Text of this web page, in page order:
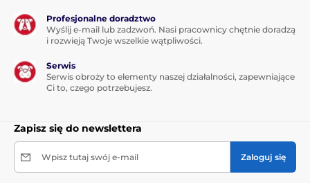
Wymiary 191x191x312 mm
Produkt znajduje się w kategoriach
Inne Miski, poidełka i dozowniki
Dozowniki karmy
Profesjonalne doradztwo
Wyślij e-mail lub zadzwoń. Nasi pracownicy chętnie doradzą
i rozwieją Twoje wszelkie wątpliwości.
Serwis
Serwis obroży to elementy naszej działalności, zapewniające
Ci to, czego potrzebujesz.
Zapisz się do newslettera
Wpisz tutaj swój e-mail Zaloguj się